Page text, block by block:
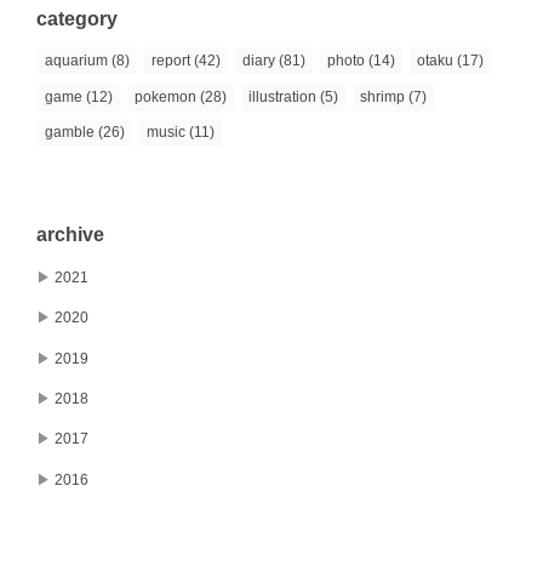
category
aquarium (8) report (42) diary (81) photo (14) otaku (17)
game (12) pokemon (28) illustration (5) shrimp (7)
gamble (26) music (11)
archive
▶ 2021
▶ 2020
▶ 2019
▶ 2018
▶ 2017
▶ 2016